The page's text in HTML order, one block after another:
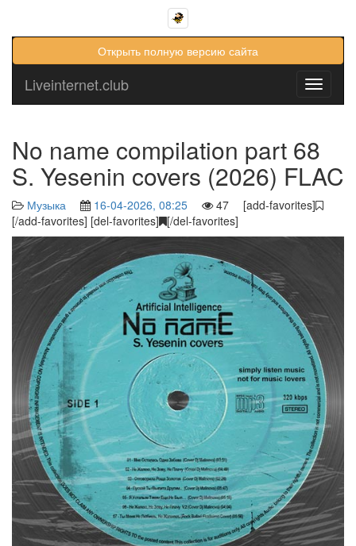
Открыть полную версию сайта
Toggle
Liveinternet.club
No name compilation part 68
S. Yesenin covers (2026) FLAC
Музыка 16-04-2026, 08:25
47 [add-favorites]
[/add-favorites] [del-favorites] [/del-favorites]